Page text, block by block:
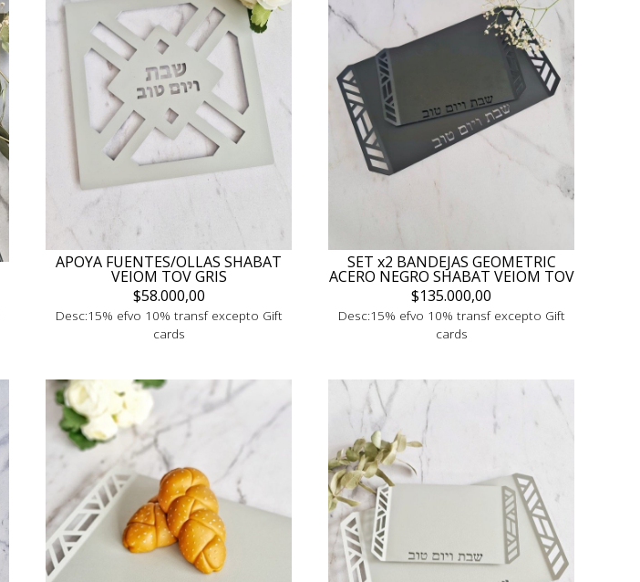
APOYA FUENTES/OLLAS SHABAT
VEIOM TOV GRIS
$58.000,00
Desc:15% efvo 10% transf excepto Gift
cards
SET x2 BANDEJAS GEOMETRIC
ACERO NEGRO SHABAT VEIOM TOV
$135.000,00
Desc:15% efvo 10% transf excepto Gift
cards